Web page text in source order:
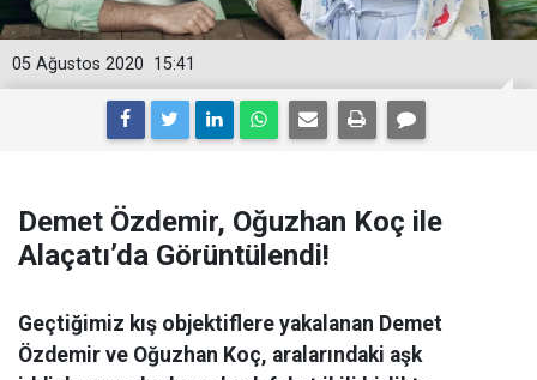
15:41
05 Ağustos 2020
Demet Özdemir, Oğuzhan Koç ile
Alaçatı’da Görüntülendi!
Geçtiğimiz kış objektiflere yakalanan Demet
Özdemir ve Oğuzhan Koç, aralarındaki aşk